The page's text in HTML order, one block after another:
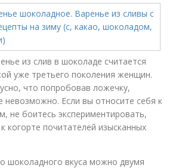
из слив в шоколаде считается
уже третьего поколения женщин.
что попробовав ложечку,
невозможно. Если вы относите себя к
не боитесь экспериментировать,
когорте почитателей изысканных
шоколадного вкуса можно двумя